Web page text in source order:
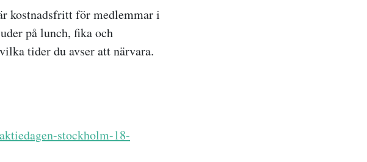
kostnadsfritt för medlemmar i
på lunch, fika och
tider du avser att närvara.
stockholm-18-